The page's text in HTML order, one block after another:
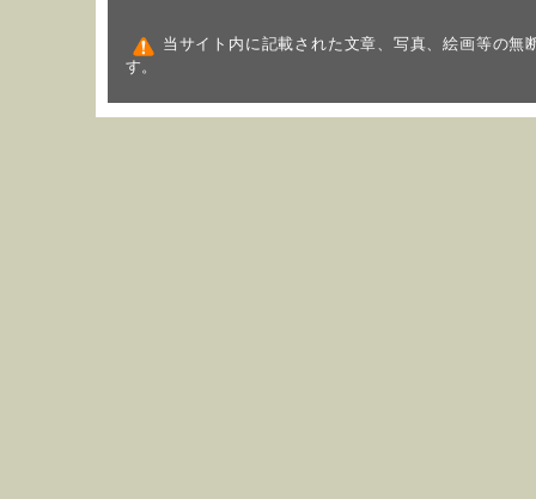
当サイト内に記載された文章、写真、絵画等の無
す。